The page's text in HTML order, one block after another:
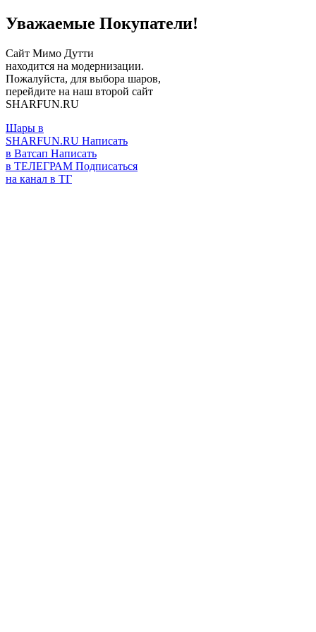
Уважаемые Покупатели!
Сайт Мимо Дутти
находится на модернизации.
Пожалуйста, для выбора шаров,
перейдите на наш второй сайт
SHARFUN.RU
Шары в
SHARFUN.RU Написать
в Ватсап Написать
в ТЕЛЕГРАМ Подписаться
на канал в ТГ